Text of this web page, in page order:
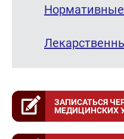
ЗАПИСАТЬСЯ
МЕДИЦИНСКИХ